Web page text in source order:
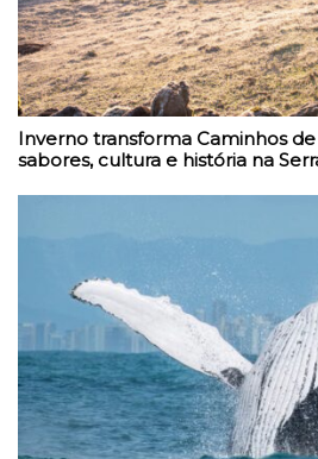
Inverno transforma Caminhos
sabores, cultura e história na